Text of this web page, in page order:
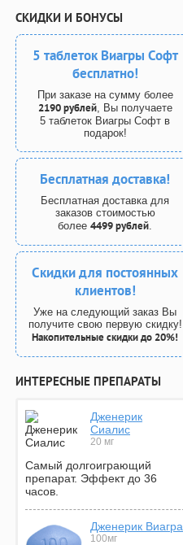
СКИДКИ И БОНУСЫ
5 таблеток Виагры Софт
бесплатно!
При заказе на сумму более
2190 рублей, Вы получаете
5 таблеток Виагры Софт в
подарок!
Бесплатная доставка!
Бесплатная доставка для
заказов стоимостью
более 4499 рублей.
Скидки для постоянных
клиентов!
Уже на следующий заказ Вы
получите свою первую скидку!
Накопительные скидки до 20%!
ИНТЕРЕСНЫЕ ПРЕПАРАТЫ
Дженерик
Сиалис
20 мг
Самый долгоиграющий
препарат. Эффект до 36
часов.
Дженерик Виагра
100мг